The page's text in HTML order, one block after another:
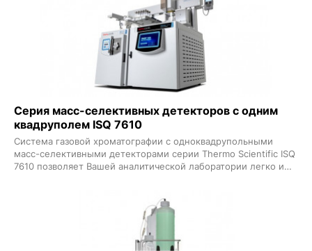
Серия масс-селективных детекторов с одним
квадруполем ISQ 7610
Система газовой хроматографии с одноквадрупольными
масс-селективными детекторами серии Thermo Scientific ISQ
7610 позволяет Вашей аналитической лаборатории легко и
процессы и расширенный динамический диапазон позволяют
получать стабильные результаты от системы к системе в
любой лаборатории Технология Thermo Scientific NeverVent
детектор с увеличенным сроком службы и